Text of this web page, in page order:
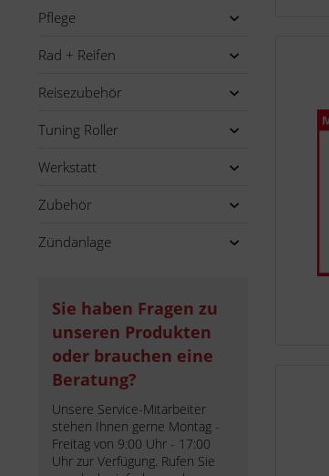
Pflege
Rad + Reifen
Reisezubehör
Tuning Roller
Werkstatt
Zubehör
Zündanlage
Sie haben Fragen zu
unseren Produkten
oder brauchen eine
Beratung?
Unsere Service-Mitarbeiter
stehen Ihnen gerne Montag -
Freitag von 9:00 Uhr - 17:00
Uhr zur Verfügung. Rufen Sie